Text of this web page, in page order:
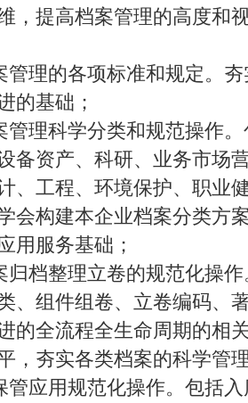
，提高档案管理的高度和
管理的各项标准和规定。
的基础；
管理科学分类和规范操作
备资产、科研、业务市场
、工程、环境保护、职业
会构建本企业档案分类方
用服务基础；
归档整理立卷的规范化操
、组件组卷、立卷编码、
的全流程全生命周期的相
，夯实各类档案的科学管
管应用规范化操作。包括